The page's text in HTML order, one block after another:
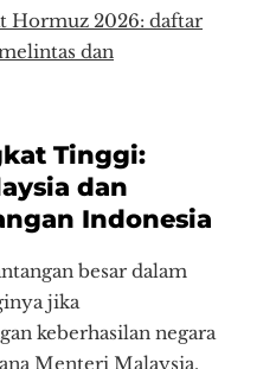
Hormuz 2026: daftar
dan
Tinggi:
dan
Indonesia
besar dalam
jika
keberhasilan negara
Menteri Malaysia,